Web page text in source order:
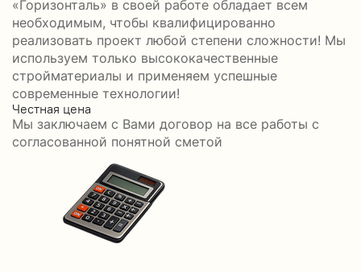
«Горизонталь» в своей работе обладает всем
необходимым, чтобы квалифицированно
реализовать проект любой степени сложности! Мы
используем только высококачественные
стройматериалы и применяем успешные
современные технологии!
Честная цена
Мы заключаем с Вами договор на все работы с
согласованной понятной сметой